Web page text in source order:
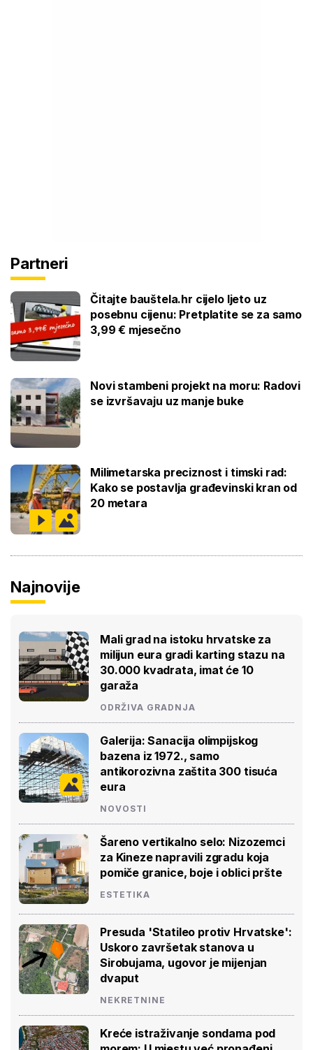
Partneri
Čitajte bauštela.hr cijelo ljeto uz
posebnu cijenu: Pretplatite se za samo
3,99 € mjesečno
Novi stambeni projekt na moru: Radovi
se izvršavaju uz manje buke
Milimetarska preciznost i timski rad:
Kako se postavlja građevinski kran od
20 metara
Najnovije
Mali grad na istoku hrvatske za
milijun eura gradi karting stazu na
30.000 kvadrata, imat će 10
garaža
ODRŽIVA GRADNJA
Galerija: Sanacija olimpijskog
bazena iz 1972., samo
antikorozivna zaštita 300 tisuća
eura
NOVOSTI
Šareno vertikalno selo: Nizozemci
za Kineze napravili zgradu koja
pomiče granice, boje i oblici pršte
ESTETIKA
Presuda 'Statileo protiv Hrvatske':
Uskoro završetak stanova u
Sirobujama, ugovor je mijenjan
dvaput
NEKRETNINE
Kreće istraživanje sondama pod